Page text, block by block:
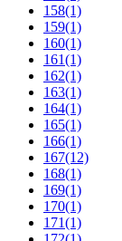
158(1)
159(1)
160(1)
161(1)
162(1)
163(1)
164(1)
165(1)
166(1)
167(12)
168(1)
169(1)
170(1)
171(1)